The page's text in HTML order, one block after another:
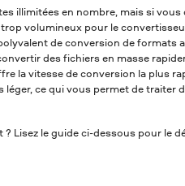
illimitées en nombre, mais si vous
volumineux pour le
de conversion de formats
des fichiers en masse
la vitesse de conversion la plus
ce qui vous permet de traiter
Lisez le guide ci-dessous pour le